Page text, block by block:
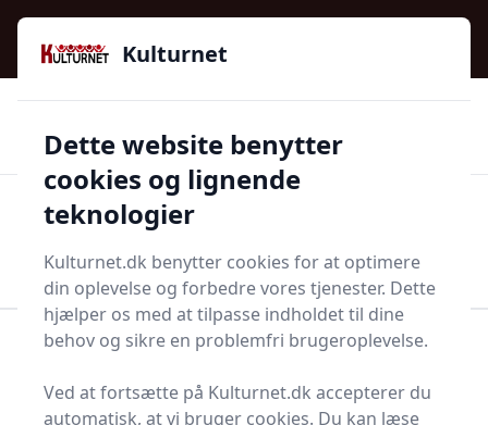
Kulturnet - Alt Det Gode I Livet | Din Kulturguide Siden
2016
97 kategorier 👍Kun godkendte butikker
Start søgning
Bolig og indretning
Køkken og spisestue
Kulturnet
Dette website benytter
cookies og lignende
teknologier
Kulturnet.dk benytter cookies for at optimere
din oplevelse og forbedre vores tjenester. Dette
hjælper os med at tilpasse indholdet til dine
behov og sikre en problemfri brugeroplevelse.
Ved at fortsætte på Kulturnet.dk accepterer du
automatisk, at vi bruger cookies. Du kan læse